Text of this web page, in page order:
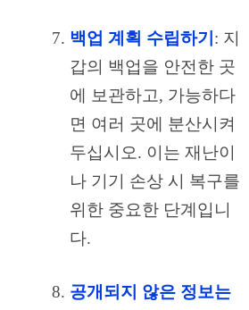
백업 계획 수립하기 : 지
갑의 백업을 안전한 곳
에 보관하고, 가능하다
면 여러 곳에 분산시켜
두십시오. 이는 재난이
나 기기 손상 시 복구를
위한 중요한 단계입니
다.
공개되지 않은 정보는